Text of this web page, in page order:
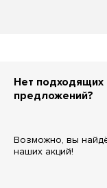
Нет подходящих
предложений?
Возможно, вы
наших акций!